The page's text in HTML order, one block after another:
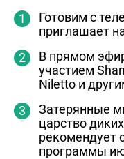
Готовим с
приглашает
В прямом
участием
Niletto и
Затерянные
царство
рекомендует
программы